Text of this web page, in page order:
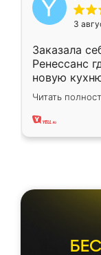
3
Заказала
Ренессанс
новую
вполне
два года,
Читать